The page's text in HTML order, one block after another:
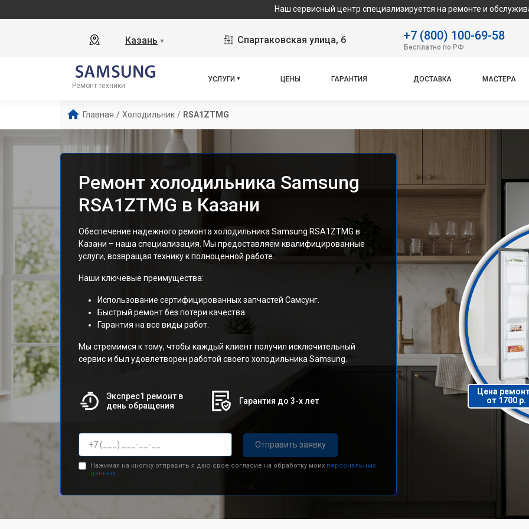
Наш сервисный центр специализируется на ремонте и обслуживании
Казань ▼ Спартаковская улица, 6 +7 (800) 100-69-58
Бесплатно по РФ
Ремонт техники
УСЛУГИ ЦЕНЫ ГАРАНТИЯ ДОСТАВКА МАСТЕРА
Главная / Холодильник / RSA1ZTMG
Ремонт холодильника Samsung
RSA1ZTMG в Казани
Обеспечение надежного ремонта холодильника Samsung RSA1ZTMG в
Казани – наша специализация. Мы предоставляем квалифицированные
услуги, возвращая технику к полноценной работе.
Наши ключевые преимущества:
Использование сертифицированных запчастей Самсунг.
Быстрый ремонт без потери качества.
Гарантия на все виды работ.
Мы стремимся к тому, чтобы каждый клиент получил исключительный
сервис и был удовлетворен работой своего холодильника Samsung.
Экспрес1 ремонт в
день обращения
Гарантия до 3-х лет
Отправить заявку
Нажимая на кнопку отправить я даю свое согласие на обработку моих персональных
данных.
Цена
от 1700 р.